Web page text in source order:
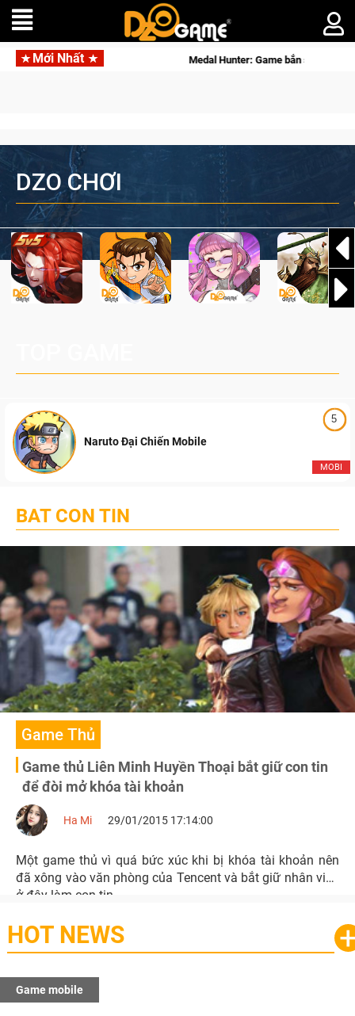
Mới Nhất
Ngay Hôm Nay Medal Hunter: Game bắn súng PvP tọa độ
DZO CHƠI
5
MOBI
Naruto Đại Chiến Mobile
BAT CON TIN
Game Thủ
Game thủ Liên Minh Huyền Thoại bắt giữ con tin
để đòi mở khóa tài khoản
Ha Mi 29/01/2015 17:14:00
Một game thủ vì quá bức xúc khi bị khóa tài khoản nên
đã xông vào văn phòng của Tencent và bắt giữ nhân viên
ở đây làm con tin.
HOT NEWS
Game mobile